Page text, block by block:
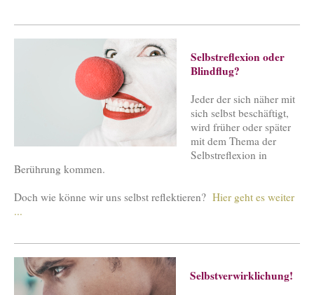
Selbstreflexion oder
Blindflug?
Jeder der sich näher mit
sich selbst beschäftigt,
wird früher oder später
mit dem Thema der
Selbstreflexion in
Berührung kommen.
Doch wie könne wir uns selbst reflektieren? Hier geht es weiter
...
Selbstverwirklichung!